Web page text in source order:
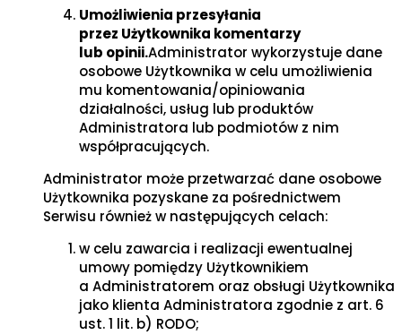
Umożliwienia przesyłania
przez Użytkownika komentarzy
lub opinii.Administrator wykorzystuje dane
osobowe Użytkownika w celu umożliwienia
mu komentowania/opiniowania
działalności, usług lub produktów
Administratora lub podmiotów z nim
współpracujących.
Administrator może przetwarzać dane osobowe
Użytkownika pozyskane za pośrednictwem
Serwisu również w następujących celach:
w celu zawarcia i realizacji ewentualnej
umowy pomiędzy Użytkownikiem
a Administratorem oraz obsługi Użytkownika
jako klienta Administratora zgodnie z art. 6
ust. 1 lit. b) RODO;